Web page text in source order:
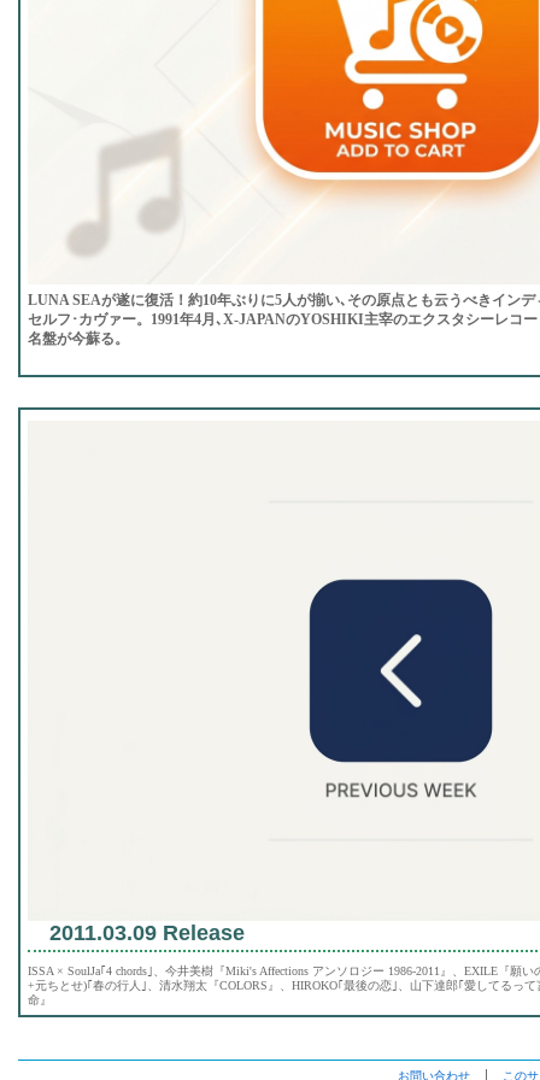
LUNA SEAが遂に復活！約10年ぶりに5人が揃い､その原点とも云うべきイン
セルフ･カヴァー。1991年4月､X-JAPANのYOSHIKI主宰のエクスタシーレコ
名盤が今蘇る。
2011.03.09 Release
ISSA × SoulJa｢4 chords｣、今井美樹『Miki's Affections アンソロジー 1986-2011』、EXILE『願
+元ちとせ)｢春の行人｣、清水翔太『COLORS』、HIROKO｢最後の恋｣、山下達郎｢愛してるっ
命』
お問い合わせ│ この